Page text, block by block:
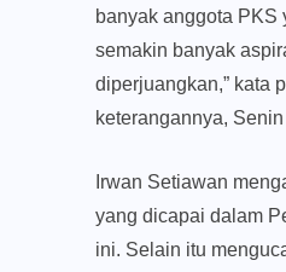
banyak anggota PKS
semakin banyak
diperjuangkan,” kata
keterangannya,
Irwan Setiawan
yang dicapai dalam
ini. Selain itu